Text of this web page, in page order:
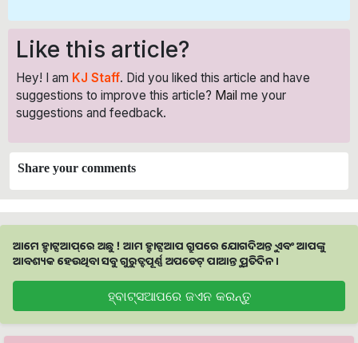
Like this article?
Hey! I am KJ Staff. Did you liked this article and have
suggestions to improve this article? Mail me your
suggestions and feedback.
Share your comments
ଆମେ ହ୍ବାଟ୍ସଆପ୍‌ରେ ଅଛୁ ! ଆମ ହ୍ବାଟ୍ସଆପ ଗ୍ରୁପରେ ଯୋଗଦିଅନ୍ତୁ ଏବଂ ଆପଙ୍କୁ
ଆବଶ୍ୟକ ହେଉଥିବା ସବୁ ଗୁରୁତ୍ବପୂର୍ଣ୍ଣ ଅପଡେଟ୍‌ ପାଆନ୍ତୁ ପ୍ରତିଦିନ ।
ହ୍ବାଟ୍ସଆପରେ ଜଏନ କରନ୍ତୁ